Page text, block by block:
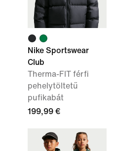
Nike Sportswear
Club
Therma-FIT férfi
pehelytöltetű
pufikabát
199,99 €